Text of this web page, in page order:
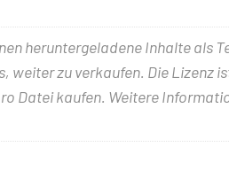
heruntergeladene Inhalte als
weiter zu verkaufen. Die Lizenz
Datei kaufen. Weitere